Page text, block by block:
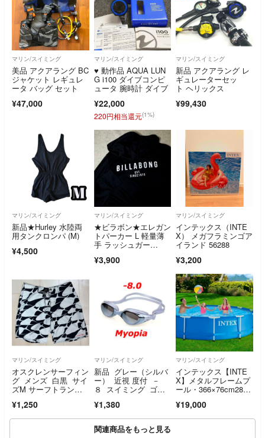
マリン/スイミング
美品 アクアラング BC
ジャケット レギュレ
ータ バッグ セット
¥47,000
マリン/スイミング
♥️ 動作品 AQUA LUN
G i100 ダイブコンピ
ュータ 腕時計 ダイブ
¥22,000
220円相当還元(1%)
マリン/スイミング
新品 アクアラング レ
ギュレーターセッ
ト ヘリックス
¥99,430
マリン/スイミング
新品★Hurley 水陸両
用タンクロンパ (M)
¥4,500
マリン/スイミング
★ビラボン★エレガン
トパーカー L 軽量薄
手 ラッシュガー
ABONG ブラック 羽
¥3,900
マリン/スイミング
インテックス（INTE
X） メガフラミンゴア
イランド 56288
¥3,200
マリン/スイミング
オスクレンサーフィン
グ メンズ 白黒 サイ
ズM サーフトランク
¥1,250
マリン/スイミング
新品 グレー（シルバ
ー） 近視 度付 －
８ スイミング ゴー
¥1,380
マリン/スイミング
インテックス【INTE
X】メタルフレームプ
ール・366×76cm2821
¥19,000
関連商品をもっと見る